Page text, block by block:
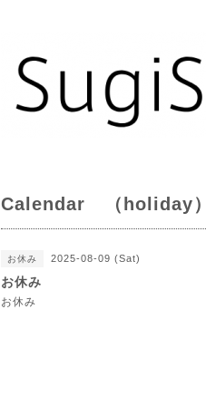
Calendar （holiday
お休み 2025-08-09 (Sat)
お休み
お休み